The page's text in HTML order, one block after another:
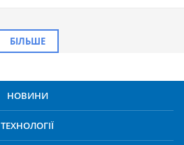
БІЛЬШЕ
НОВИНИ
ТЕХНОЛОГІЇ